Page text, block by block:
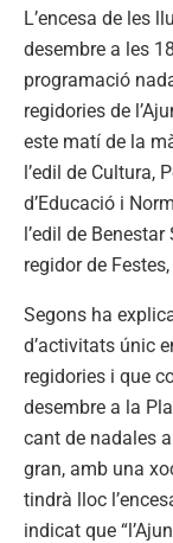
L’encesa de les
desembre a les
programació
regidories de
este matí de la
l’edil de Cultura,
d’Educació i
l’edil de
regidor de
Segons ha
d’activitats únic
regidories i que
desembre a la
cant de nadales
gran, amb una
tindrà lloc
indicat que